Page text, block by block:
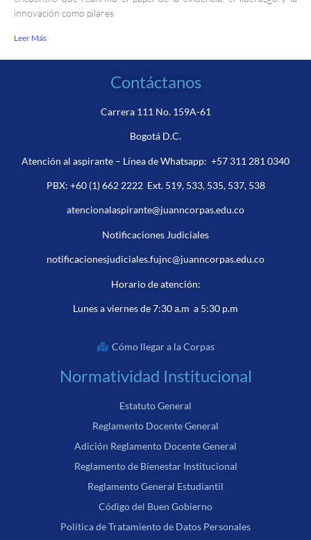
innovación como pilares
Leer Más
Contáctanos
Carrera 111 No. 159A-61
Bogotá D.C.
Atención al aspirante – Línea de Whatsapp: +57 311 281 0340
PBX: +60 (1) 662 2222Ext. 519, 533, 535, 537, 538
atencionalaspirante@juanncorpas.edu.co
Notificaciones Judiciales
notificacionesjudiciales.fujnc@juanncorpas.edu.co
Horario de atención:
Lunes a viernes de 7:30 a.m a 5:30 p.m
Cómo llegar a la Corpas
Normatividad Institucional
Estatuto General
Reglamento Docente General
Adición Reglamento Docente General
Reglamento de Bienestar Institucional
Reglamento General Estudiantil
Código del Buen Gobierno
Política de Tratamiento de Datos Personales